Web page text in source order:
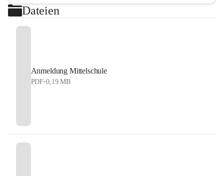
Dateien
Anmeldung Mittelschule
PDF•0,19 MB